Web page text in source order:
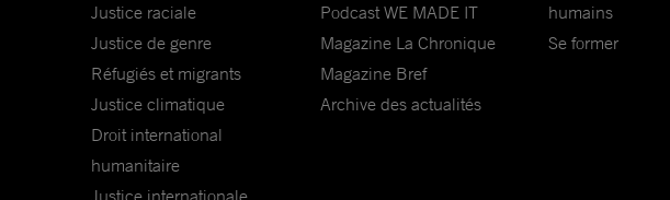
Justice raciale
Justice de genre
Réfugiés et migrants
Justice climatique
Droit international
humanitaire
Justice internationale
Podcast WE MADE IT
Magazine La Chronique
Magazine Bref
Archive des actualités
humains
Se former